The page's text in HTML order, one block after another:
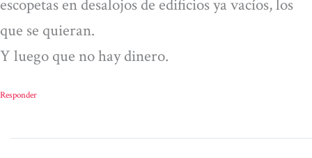
escopetas en desalojos de edificios ya vacíos, los
que se quieran.
Y luego que no hay dinero.
Responder